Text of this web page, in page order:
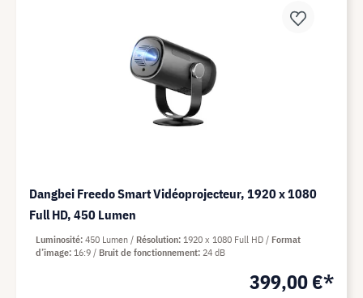
Dangbei Freedo Smart Vidéoprojecteur, 1920 x 1080
Full HD, 450 Lumen
399,00 €*
Luminosité 450 Lumen Résolution 1920 x 1080 Full HD
Format
d’image 16:9 Bruit de fonctionnement 24 dB